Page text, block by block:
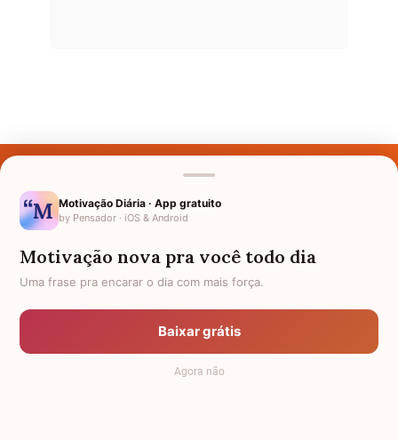
Nomes pelo Mundo
Política de Privacidade
Anuncie
Termos de Uso
Motivação Diária · App gratuito
by Pensador · iOS & Android
Motivação nova pra você todo dia
Uma frase pra encarar o dia com mais força.
Baixar grátis
Agora não